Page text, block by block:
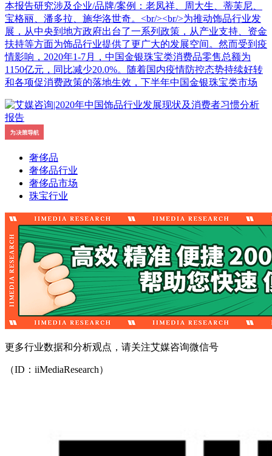
本报告研究涉及企业/品牌/案例：老凤祥、周大生、蒂芙尼、
宝格丽、潘多拉、施华洛世奇。<br/><br/>为推动饰品行业发
展，从中央到地方政府出台了一系列政策，从产业支持、资金
扶持等方面为饰品行业提供了更广大的发展空间。然而受到疫
情影响，2020年1-7月，中国金银珠宝类消费品零售总额为
1150亿元，同比减少20.0%。随着国内疫情防控态势持续好转
和各项促消费政策的落地生效，下半年中国金银珠宝类市场
奢侈品
奢侈品行业
奢侈品市场
珠宝行业
更多行业数据和分析观点，请关注艾媒咨询微信号
（ID：iiMediaResearch）